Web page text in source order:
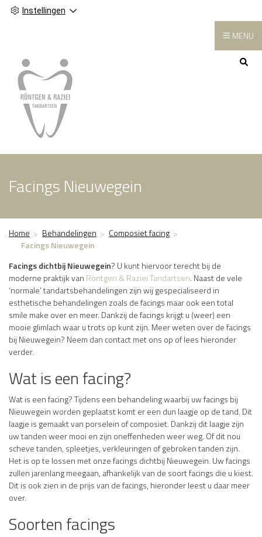
Instellingen
Hoofdmenu
MENU
Facings Nieuwegein
Home Behandelingen
Composiet facing
Facings Nieuwegein
Facings dichtbij Nieuwegein? U kunt hiervoor terecht bij de
moderne praktijk van Röntgen & Raziei Tandartsen. Naast de vele
‘normale’ tandartsbehandelingen zijn wij gespecialiseerd in
esthetische behandelingen zoals de facings maar ook een total
smile make over en meer. Dankzij de facings krijgt u (weer) een
mooie glimlach waar u trots op kunt zijn. Meer weten over de facings
bij Nieuwegein? Neem dan contact met ons op of lees hieronder
verder.
Wat is een facing?
Wat is een facing? Tijdens een behandeling waarbij uw facings bij
Nieuwegein worden geplaatst komt er een dun laagje op de tand. Dit
laagje is gemaakt van porselein of composiet. Dankzij dit laagje zijn
uw tanden weer mooi en zijn oneffenheden weer weg. Of dit nou
scheve tanden, spleetjes, verkleuringen of gebroken tanden zijn.
Het is op te lossen met onze facings dichtbij Nieuwegein. Uw facings
zullen jarenlang meegaan, afhankelijk van de soort facings die u kiest.
Dit is ook zien in de prijs van de facings, hieronder leest u daar meer
over.
Soorten facings